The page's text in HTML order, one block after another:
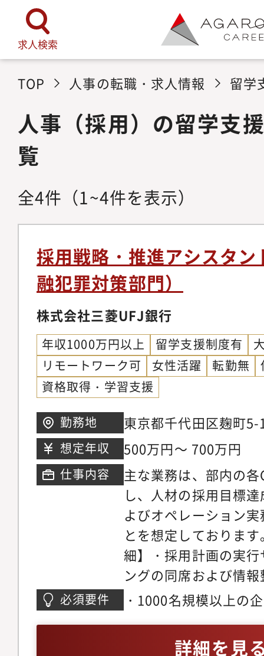
求人検索
TOP 人事の転職・求人情報 留学
人事（採用）の留学支
覧
全4件 （1~4件を表示）
採用戦略・推進アシスタ
融犯罪対策部門）
株式会社三菱UFJ銀行
年収1000万円以上 留学支援制度有
リモートワーク可
女性活躍 転勤無
資格取得・学習支援
勤務地
東京都千代田区麹町
ワー
想定年収 500万円～ 700万円
仕事内容
主な業務は、部内の
し、人材の採用目標
よびオペレーション
とを想定しておりま
細】・採用計画の実
ングの同席および情
更新および新規作成
コミュニケーション
必須要件
・1000名規模以上の
ケーション経験・
詳細を見